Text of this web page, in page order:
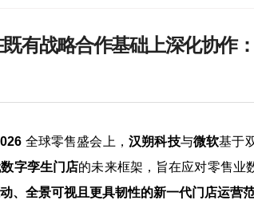
有战略合作基础上深化协作
全球零售盛会上，汉朔科技与微软基于
字孪生门店的未来框架，旨在应对零售业
、全景可视且更具韧性的新一代门店运营